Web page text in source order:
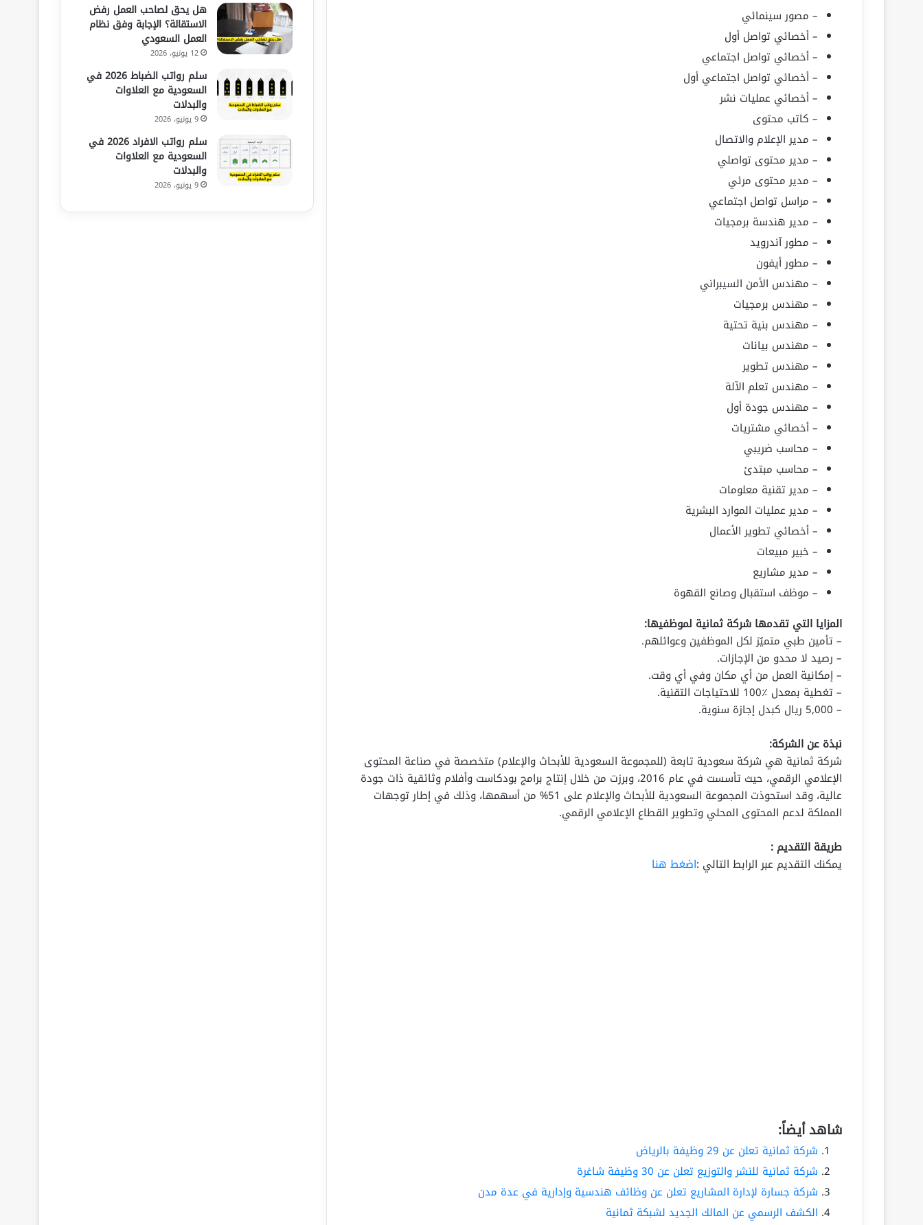
– مصور سينمائي
– أخصائي تواصل أول
– أخصائي تواصل اجتماعي
– أخصائي تواصل اجتماعي أول
– أخصائي عمليات نشر
– كاتب محتوى
– مدير الإعلام والاتصال
– مدير محتوى تواصلي
– مدير محتوى مرئي
– مراسل تواصل اجتماعي
– مدير هندسة برمجيات
– مطور آندرويد
– مطور أيفون
– مهندس الأمن السيبراني
– مهندس برمجيات
– مهندس بنية تحتية
– مهندس بيانات
– مهندس تطوير
– مهندس تعلم الآلة
– مهندس جودة أول
– أخصائي مشتريات
– محاسب ضريبي
– محاسب مبتدئ
– مدير تقنية معلومات
– مدير عمليات الموارد البشرية
– أخصائي تطوير الأعمال
– خبير مبيعات
– مدير مشاريع
– موظف استقبال وصانع القهوة
المزايا التي تقدمها شركة ثمانية لموظفيها:
– تأمين طبي متميّز لكل الموظفين وعوائلهم.
– رصيد لا محدو من الإجازات.
– إمكانية العمل من أي مكان وفي أي وقت.
– تغطية بمعدل ٪100 للاحتياجات التقنية.
– 5,000 ريال كبدل إجازة سنوية.
نبذة عن الشركة:
شركة ثمانية هي شركة سعودية تابعة (للمجموعة السعودية للأبحاث والإعلام) متخصصة في صناعة المحتوى
الإعلامي الرقمي، حيث تأسست في عام 2016، وبرزت من خلال إنتاج برامج بودكاست وأفلام وثائقية ذات جودة
عالية، وقد استحوذت المجموعة السعودية للأبحاث والإعلام على 51% من أسهمها، وذلك في إطار توجهات
المملكة لدعم المحتوى المحلي وتطوير القطاع الإعلامي الرقمي.
طريقة التقديم :
يمكنك التقديم عبر الرابط التالي :اضغط هنا
شاهد أيضاً:
شركة ثمانية تعلن عن 29 وظيفة بالرياض
شركة ثمانية للنشر والتوزيع تعلن عن 30 وظيفة شاغرة
شركة جسارة لإدارة المشاريع تعلن عن وظائف هندسية وإدارية في عدة مدن
الكشف الرسمي عن المالك الجديد لشبكة ثمانية
هل يحق لصاحب العمل رفض
الاستقالة؟ الإجابة وفق نظام
العمل السعودي
12 يونيو، 2026
سلم رواتب الضباط 2026 في
السعودية مع العلاوات
والبدلات
9 يونيو، 2026
سلم رواتب الافراد 2026 في
السعودية مع العلاوات
والبدلات
9 يونيو، 2026